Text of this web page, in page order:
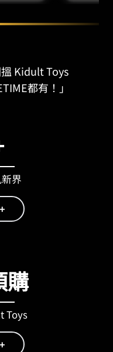
搵 Kidult Toys
都有！」
界
購
Toys